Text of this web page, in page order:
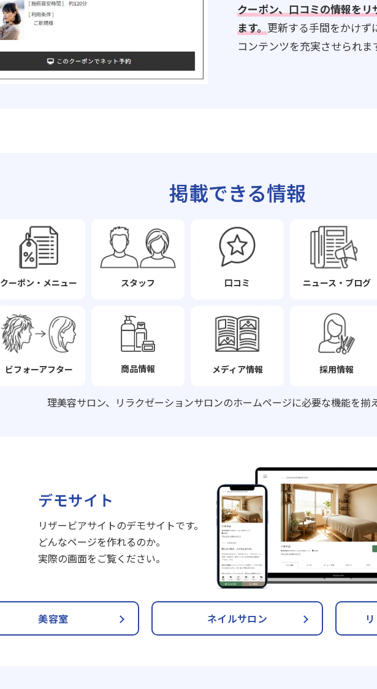
クーポン、口コミの情報をリ
ます。 更新する手間をかけず
コンテンツを充実させられま
掲載できる情報
クーポン・メニュー スタッフ 口コミ ニュース・ブログ
ビフォーアフター 商品情報 メディア情報 採用情報
理美容サロン、リラクゼーションサロンのホームページに必要な機能を揃
デモサイト
リザービアサイトのデモサイトです。
どんなページを作れるのか。
実際の画面をご覧ください。
美容室 ネイルサロン